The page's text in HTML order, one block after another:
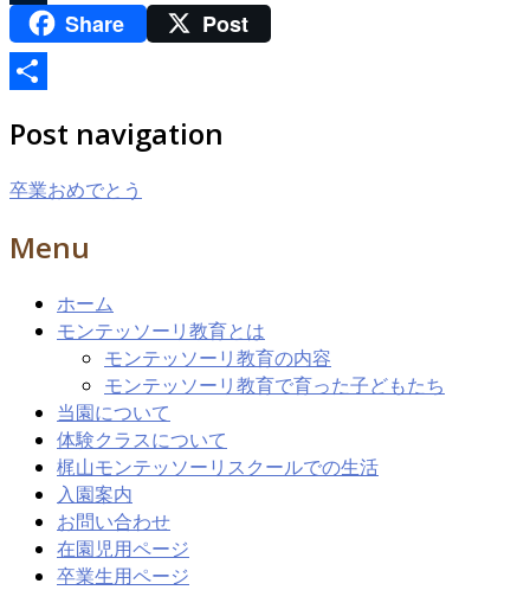
TumblrShare Post
有
Post navigation
卒業おめでとう
Menu
ホーム
モンテッソーリ教育とは
モンテッソーリ教育の内容
モンテッソーリ教育で育った子どもたち
当園について
体験クラスについて
梶山モンテッソーリスクールでの生活
入園案内
お問い合わせ
在園児用ページ
卒業生用ページ